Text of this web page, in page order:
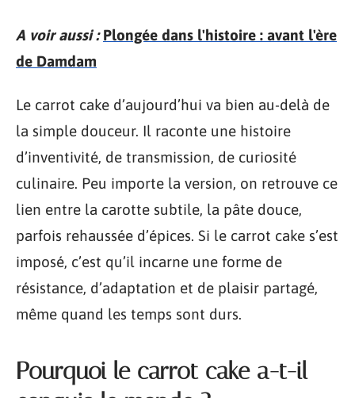
A voir aussi : Plongée dans l'histoire : avant l'ère
de Damdam
Le carrot cake d’aujourd’hui va bien au-delà de
la simple douceur. Il raconte une histoire
d’inventivité, de transmission, de curiosité
culinaire. Peu importe la version, on retrouve ce
lien entre la carotte subtile, la pâte douce,
parfois rehaussée d’épices. Si le carrot cake s’est
imposé, c’est qu’il incarne une forme de
résistance, d’adaptation et de plaisir partagé,
même quand les temps sont durs.
Pourquoi le carrot cake a-t-il